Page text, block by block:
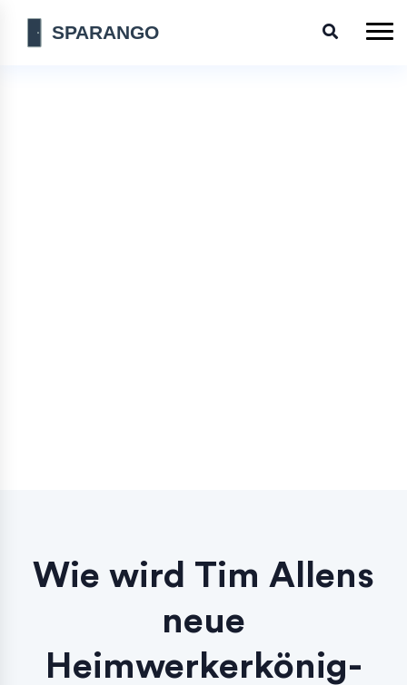
Wie wird Tim Allens
neue
Heimwerkerkönig-